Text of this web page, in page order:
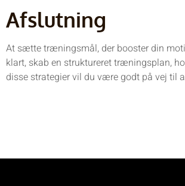
Afslutning
At sætte træningsmål, der booster din
klart, skab en struktureret træningsplan,
disse strategier vil du være godt på vej til